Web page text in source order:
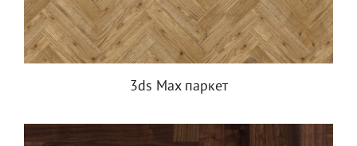
3ds Max паркет